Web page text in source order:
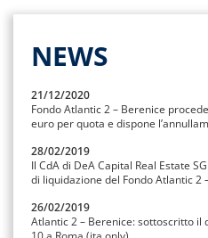
NEWS
21/12/2020
Fondo Atlantic 2 – Berenice
euro per quota e dispone
28/02/2019
Il CdA di DeA Capital Real Estate
di liquidazione del Fondo Atlantic 2
26/02/2019
Atlantic 2 – Berenice: sottoscritto il